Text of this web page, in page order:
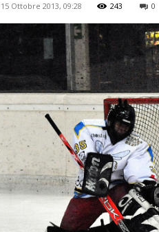
15 Ottobre 2013, 09:28 243 0